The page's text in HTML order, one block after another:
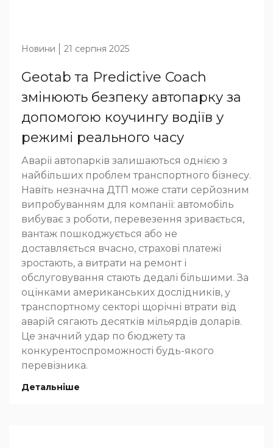
Новини 21 серпня 2025
Geotab та Predictive Coach
змінюють безпеку автопарку за
допомогою коучингу водіїв у
режимі реального часу
Аварії автопарків залишаються однією з
найбільших проблем транспортного бізнесу.
Навіть незначна ДТП може стати серйозним
випробуванням для компанії: автомобіль
вибуває з роботи, перевезення зривається,
вантаж пошкоджується або не
доставляється вчасно, страхові платежі
зростають, а витрати на ремонт і
обслуговування стають дедалі більшими. За
оцінками американських дослідників, у
транспортному секторі щорічні втрати від
аварій сягають десятків мільярдів доларів.
Це значний удар по бюджету та
конкурентоспроможності будь-якого
перевізника.
Детальніше